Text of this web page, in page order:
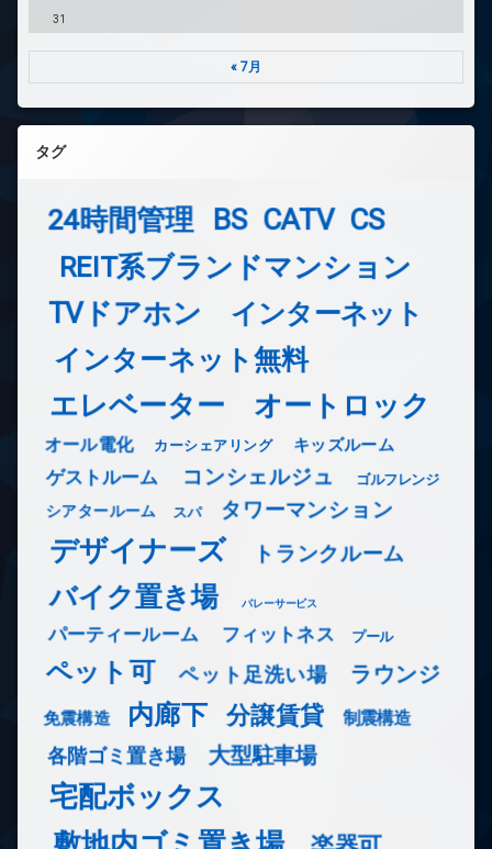
31
« 7月
タグ
24時間管理 BS CATV CS
REIT系ブランドマンション
TVドアホン インターネット
インターネット無料
エレベーター オートロック
オール電化 カーシェアリング キッズルーム
ゲストルーム コンシェルジュ ゴルフレンジ
シアタールーム スパ タワーマンション
デザイナーズ トランクルーム
バイク置き場 バレーサービス
パーティールーム フィットネス プール
ペット可 ペット足洗い場 ラウンジ
免震構造 内廊下 分譲賃貸 制震構造
各階ゴミ置き場 大型駐車場
宅配ボックス